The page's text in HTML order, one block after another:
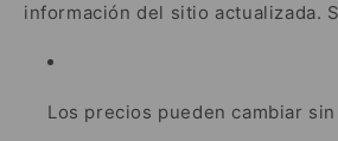
información del sitio actualizada.
Los precios pueden cambiar